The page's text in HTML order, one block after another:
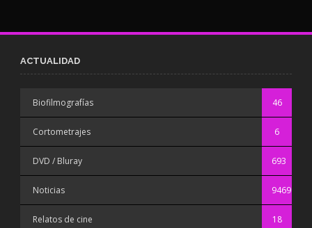
ACTUALIDAD
Biofilmografías 46
Cortometrajes 6
DVD / Bluray 693
Noticias 9469
Relatos de cine 18